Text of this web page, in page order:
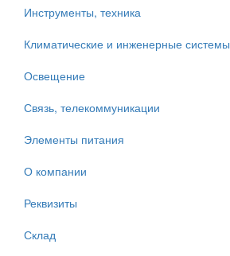
Инструменты, техника
Климатические и инженерные системы
Освещение
Связь, телекоммуникации
Элементы питания
О компании
Реквизиты
Склад